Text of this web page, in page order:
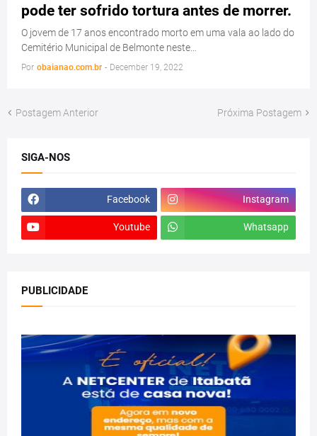
pode ter sofrido tortura antes de morrer.
O jovem de 17 anos encontrado morto em uma vala ao lado do
Cemitério Municipal de Belmonte neste…
Por obaianao.com.br - December 19, 2022
Postagem Anterior Próxima Postagem
SIGA-NOS
Facebook Instagram
Youtube Whatsapp
PUBLICIDADE